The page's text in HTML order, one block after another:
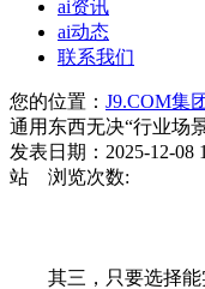
ai资讯
ai动态
联系我们
您的位置： J9.COM集
通用东西无决“行业场
发表日期：2025-12-
站 浏览次数:
其三，只要选择能